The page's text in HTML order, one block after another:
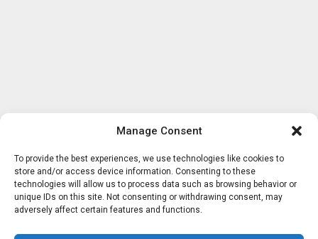
Manage Consent
To provide the best experiences, we use technologies like cookies to
store and/or access device information. Consenting to these
technologies will allow us to process data such as browsing behavior or
unique IDs on this site. Not consenting or withdrawing consent, may
adversely affect certain features and functions.